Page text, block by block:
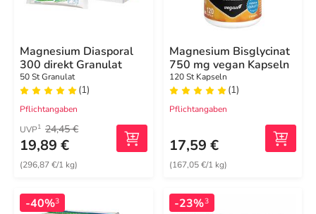
Magnesium Diasporal
300 direkt Granulat
50 St Granulat
(1)
Pflichtangaben
UVP1 24,45 €
19,89 €
(296,87 €/1 kg)
Magnesium Bisglycinat
750 mg vegan Kapseln
120 St Kapseln
(1)
Pflichtangaben
17,59 €
(167,05 €/1 kg)
-40%3 -23%3